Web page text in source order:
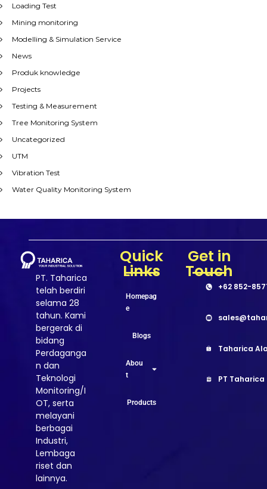
Loading Test
Mining monitoring
Modelling & Simulation Service
News
Produk knowledge
Projects
Testing & Measurement
Tree Monitoring System
Uncategorized
UTM
Vibration Test
Water Quality Monitoring System
PT. Taharica
telah berdiri
selama 28
tahun. Kami
bergerak di
bidang
Perdaganga
n dan
Teknologi
Monitoring/I
OT, serta
melayani
berbagai
Industri,
Lembaga
riset dan
lainnya.
Quick
Links
Homepag
e
Blogs
Abou
t
Products
Get in
Touch
+62 852-
Taharica
PT Taharica